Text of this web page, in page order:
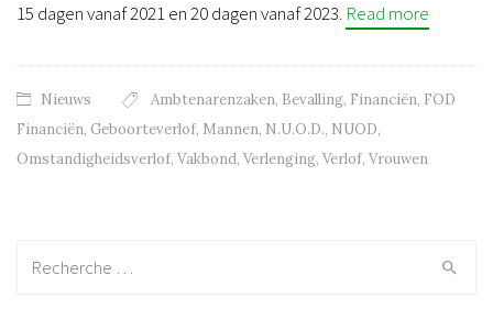
15 dagen vanaf 2021 en 20 dagen vanaf 2023. Read more
Nieuws Ambtenarenzaken, Bevalling, Financiën, FOD
Financiën, Geboorteverlof, Mannen, N.U.O.D., NUOD,
Omstandigheidsverlof, Vakbond, Verlenging, Verlof, Vrouwen